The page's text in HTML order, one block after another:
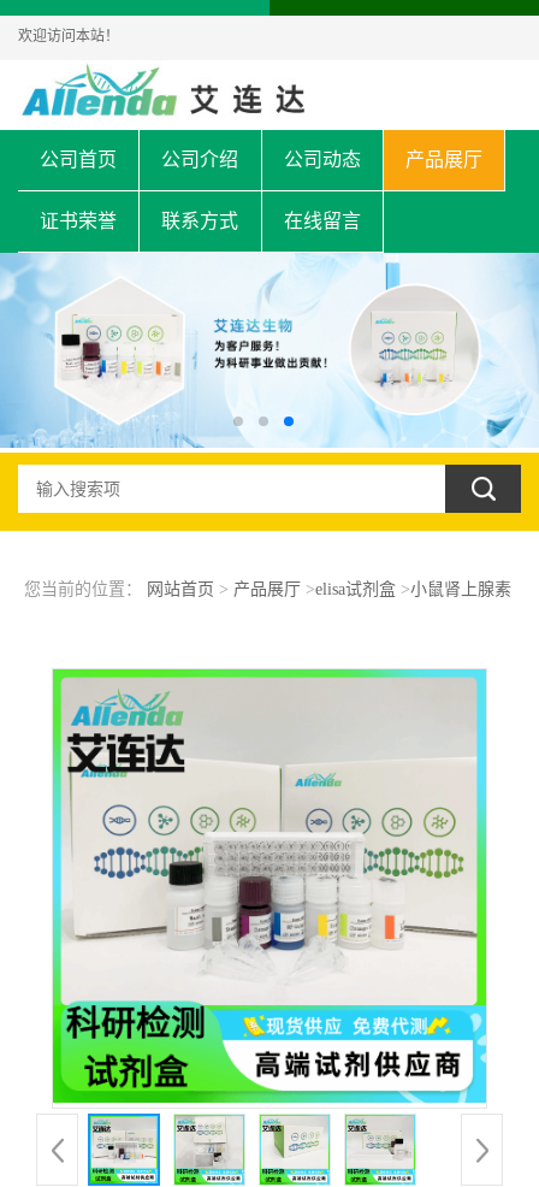
欢迎访问本站！
公司首页 公司介绍 公司动态 产品展厅
证书荣誉 联系方式 在线留言
您当前的位置： 网站首页 > 产品展厅 >elisa试剂盒>小鼠肾上腺素